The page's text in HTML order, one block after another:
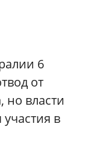
6
от
но власти
в